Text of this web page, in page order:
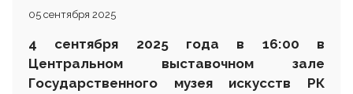
05 сентября 2025
4 сентября 2025 года в 16:00 в
Центральном выставочном зале
Государственного музея искусств РК